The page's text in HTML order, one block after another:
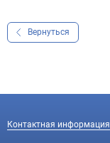
Вернуться
Контактная информация